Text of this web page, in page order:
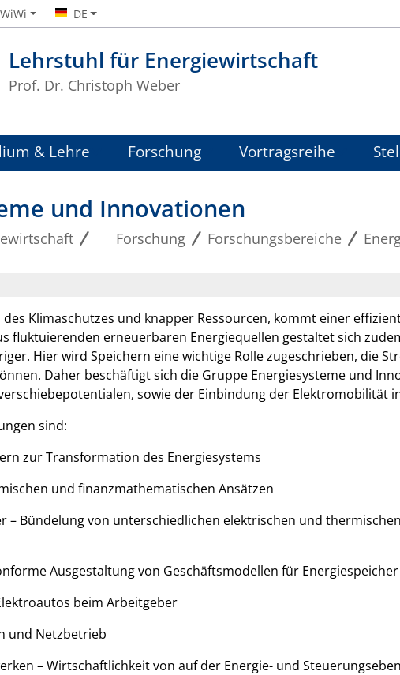
Lehrstuhl für Energiewirtschaft
Prof. Dr. Christoph Weber
DE
& Lehre Forschung Vortragsreihe
und Innovationen
Forschung Forschungsbereiche
Klimaschutzes und knapper Ressourcen, kommt einer
fluktuierenden erneuerbaren Energiequellen gestaltet sich
Hier wird Speichern eine wichtige Rolle zugeschrieben, die
Daher beschäftigt sich die Gruppe Energiesysteme und
sowie der Einbindung der Elektromobilität
sind:
zur Transformation des Energiesystems
und finanzmathematischen Ansätzen
– Bündelung von unterschiedlichen elektrischen und
Ausgestaltung von Geschäftsmodellen für Energiespeicher
beim Arbeitgeber
und Netzbetrieb
– Wirtschaftlichkeit von auf der Energie- und